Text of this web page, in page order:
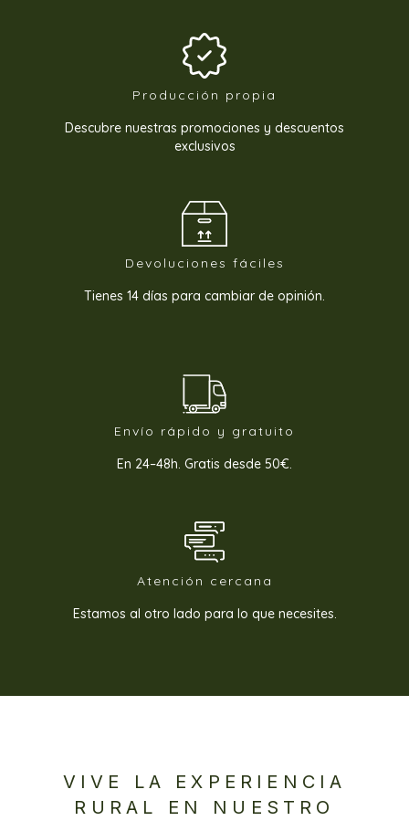
Producción propia
Descubre nuestras promociones y descuentos
exclusivos
Devoluciones fáciles
Tienes 14 días para cambiar de opinión.
Envío rápido y gratuito
En 24–48h. Gratis desde 50€.
Atención cercana
Estamos al otro lado para lo que necesites.
VIVE LA EXPERIENCIA
RURAL EN NUESTRO